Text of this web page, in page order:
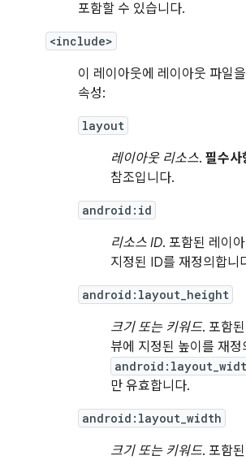
포함할 수 있습니다.
<include>
이 레이아웃에 레이아웃 파일
속성:
layout
레이아웃 리소스. 필수사
참조입니다.
android:id
리소스 ID. 포함된 레이
지정된 ID를 재정의합니
android:layout_height
크기 또는 키워드. 포함
뷰에 지정된 높이를 재정
만 유효합니다.
android:layout_width
크기 또는 키워드. 포함